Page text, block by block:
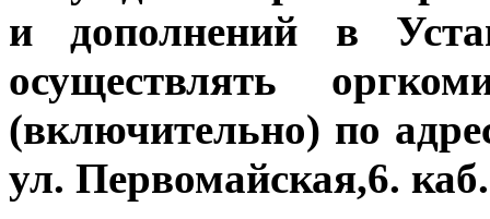
и дополнений в
осуществлять
(включительно) по
ул. Первомайская,6.